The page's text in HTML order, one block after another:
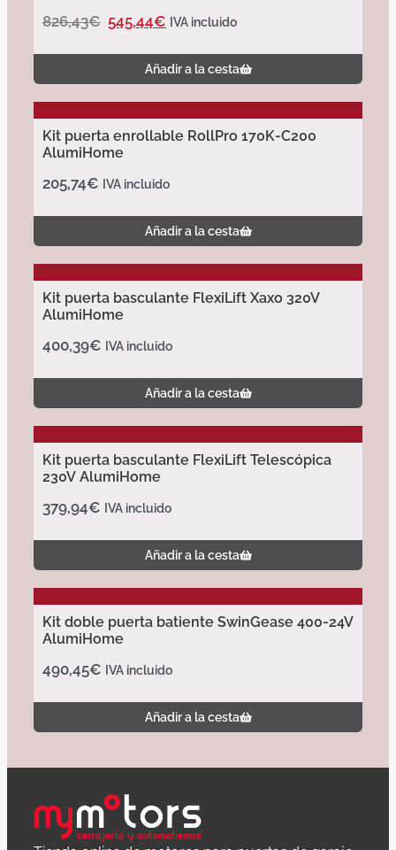
826,43€ 545,44€ IVA incluido
Añadir a la cesta
Kit puerta enrollable RollPro 170K-C200
AlumiHome
205,74€ IVA incluido
Añadir a la cesta
Kit puerta basculante FlexiLift Xaxo 320V
AlumiHome
400,39€ IVA incluido
Añadir a la cesta
Kit puerta basculante FlexiLift Telescópica
230V AlumiHome
379,94€ IVA incluido
Añadir a la cesta
Kit doble puerta batiente SwinGease 400-24V
AlumiHome
490,45€ IVA incluido
Añadir a la cesta